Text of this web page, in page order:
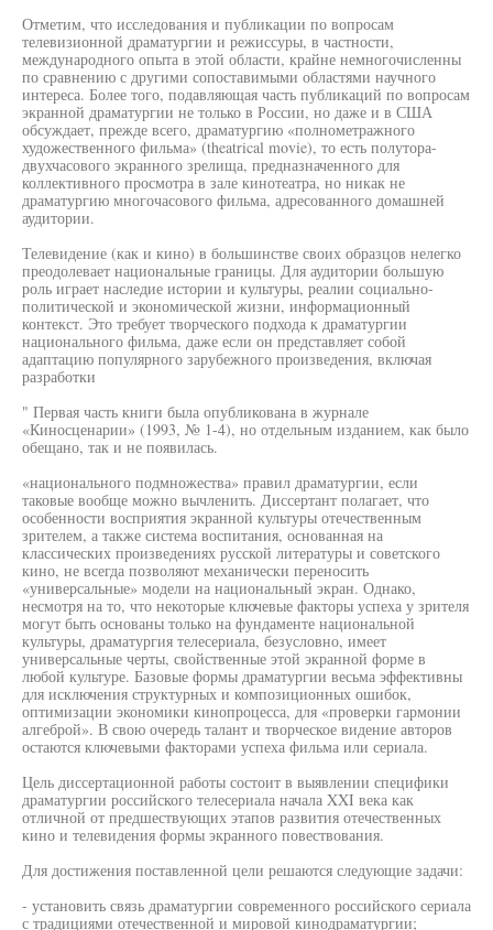
Отметим, что исследования и публикации по вопросам
телевизионной драматургии и режиссуры, в частности,
международного опыта в этой области, крайне немногочисленны
по сравнению с другими сопоставимыми областями научного
интереса. Более того, подавляющая часть публикаций по вопросам
экранной драматургии не только в России, но даже и в США
обсуждает, прежде всего, драматургию «полнометражного
художественного фильма» (theatrical movie), то есть полутора-
двухчасового экранного зрелища, предназначенного для
коллективного просмотра в зале кинотеатра, но никак не
драматургию многочасового фильма, адресованного домашней
аудитории.
Телевидение (как и кино) в большинстве своих образцов нелегко
преодолевает национальные границы. Для аудитории большую
роль играет наследие истории и культуры, реалии социально-
политической и экономической жизни, информационный
контекст. Это требует творческого подхода к драматургии
национального фильма, даже если он представляет собой
адаптацию популярного зарубежного произведения, включая
разработки
" Первая часть книги была опубликована в журнале
«Киносценарии» (1993, № 1-4), но отдельным изданием, как было
обещано, так и не появилась.
«национального подмножества» правил драматургии, если
таковые вообще можно вычленить. Диссертант полагает, что
особенности восприятия экранной культуры отечественным
зрителем, а также система воспитания, основанная на
классических произведениях русской литературы и советского
кино, не всегда позволяют механически переносить
«универсальные» модели на национальный экран. Однако,
несмотря на то, что некоторые ключевые факторы успеха у зрителя
могут быть основаны только на фундаменте национальной
культуры, драматургия телесериала, безусловно, имеет
универсальные черты, свойственные этой экранной форме в
любой культуре. Базовые формы драматургии весьма эффективны
для исключения структурных и композиционных ошибок,
оптимизации экономики кинопроцесса, для «проверки гармонии
алгеброй». В свою очередь талант и творческое видение авторов
остаются ключевыми факторами успеха фильма или сериала.
Цель диссертационной работы состоит в выявлении специфики
драматургии российского телесериала начала XXI века как
отличной от предшествующих этапов развития отечественных
кино и телевидения формы экранного повествования.
Для достижения поставленной цели решаются следующие задачи:
- установить связь драматургии современного российского сериала
с традициями отечественной и мировой кинодраматургии;